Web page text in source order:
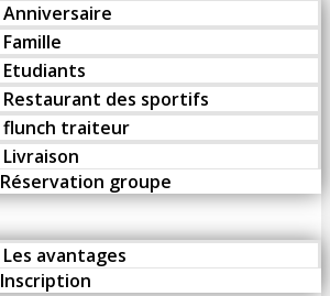
Anniversaire
Famille
Etudiants
Restaurant des sportifs
flunch traiteur
Livraison
Réservation groupe
Les avantages
Inscription